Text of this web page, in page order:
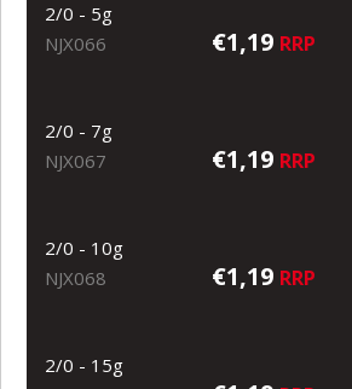
2/0 - 5g
NJX066
€1,19 RRP
2/0 - 7g
NJX067
€1,19 RRP
2/0 - 10g
NJX068
€1,19 RRP
2/0 - 15g